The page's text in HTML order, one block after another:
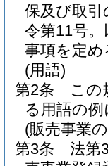
保及び取
令第11号
事項を定
(用語)
第2条
この
る用語の
(販売事業
第3条
法第